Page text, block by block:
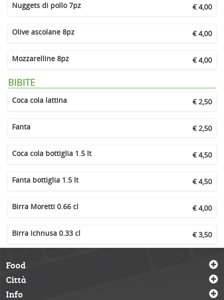
Nuggets di pollo 7pz € 4,00
Olive ascolane 8pz € 4,00
Mozzarelline 8pz € 4,00
BIBITE
Coca cola lattina € 2,50
Fanta € 2,50
Coca cola bottiglia 1.5 lt € 4,50
Fanta bottiglia 1.5 lt € 4,50
Birra Moretti 0.66 cl € 4,00
Birra Ichnusa 0.33 cl € 3,50
Food
Città
Info